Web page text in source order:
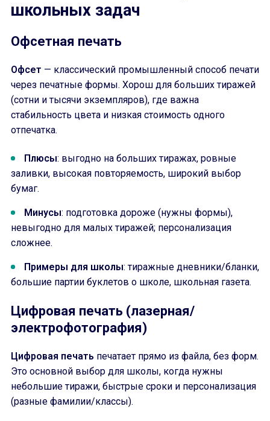
школьных задач
Офсетная печать
Офсет — классический промышленный способ печати
через печатные формы. Хорош для больших тиражей
(сотни и тысячи экземпляров), где важна
стабильность цвета и низкая стоимость одного
отпечатка.
Плюсы: выгодно на больших тиражах, ровные
заливки, высокая повторяемость, широкий выбор
бумаг.
Минусы: подготовка дороже (нужны формы),
невыгодно для малых тиражей; персонализация
сложнее.
Примеры для школы: тиражные дневники/бланки,
большие партии буклетов о школе, школьная газета.
Цифровая печать (лазерная/
электрофотография)
Цифровая печать печатает прямо из файла, без форм.
Это основной выбор для школы, когда нужны
небольшие тиражи, быстрые сроки и персонализация
(разные фамилии/классы).